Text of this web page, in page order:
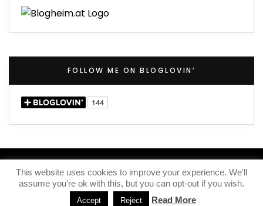
FOLLOW ME ON BLOGLOVIN’
(C) 2020 – Iris Knox
IMPRESSUM KONTAKT
This website uses cookies to improve your experience. We'll
assume you're ok with this, but you can opt-out if you wish.
Accept Reject Read More